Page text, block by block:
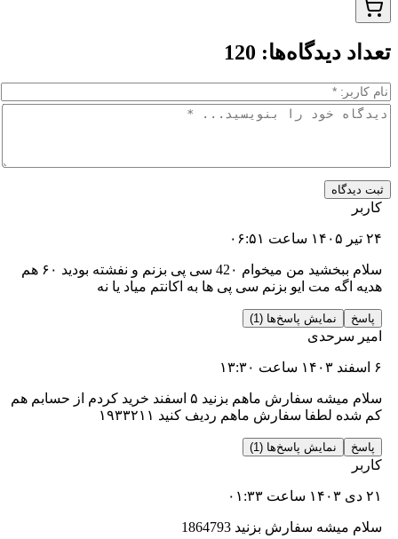
دیدگاه‌ها:120
سلام ببخشید من میخوام 42۰ سی پی بزنم و نفشته بودید ۶۰ هم
مت ایو بزنم سی پی ها به اکانتم میاد یا نه
نمایش پاسخ‌ها (1)
سلام میشه سفارش ماهم بزنید ۵ اسفند خرید کردم از حسابم هم
سفارش ماهم ردیف کنید ۱۹۳۳۲۱۱
نمایش پاسخ‌ها (1)
سفارش بزنید 1864793